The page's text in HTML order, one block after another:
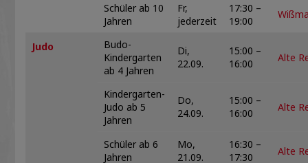
Schüler ab 10
Jahren
Fr,
jederzeit
17:30 –
19:00
Judo
Budo-
Kindergarten
ab 4 Jahren
Di,
22.09.
15:00 –
16:00
Alte
Kindergarten-
Judo ab 5
Jahren
Do,
24.09.
15:00 –
16:00
Alte
Schüler ab 6
Jahren
Mo,
21.09.
16:30 –
17:30
Alte